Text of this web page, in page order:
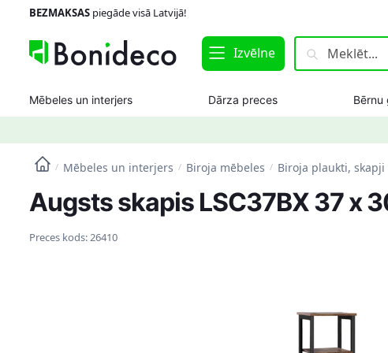
navigation
content
BEZMAKSASpiegāde visā Latvijā!
Izvēlne
Meklēt:
Mēbeles un interjers Dārza preces Bērnu
/ Mēbeles un interjers / Biroja mēbeles / Biroja plaukti, skapji
Augsts skapis LSC37BX 37 x
Preces kods:26410